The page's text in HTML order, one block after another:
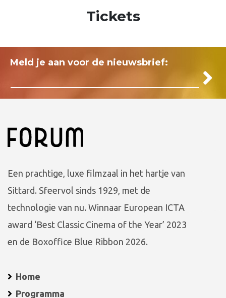
Tickets
Meld je aan voor de nieuwsbrief:
Een prachtige, luxe filmzaal in het hartje van
Sittard. Sfeervol sinds 1929, met de
technologie van nu. Winnaar European ICTA
award ‘Best Classic Cinema of the Year’ 2023
en de Boxoffice Blue Ribbon 2026.
Home
Programma